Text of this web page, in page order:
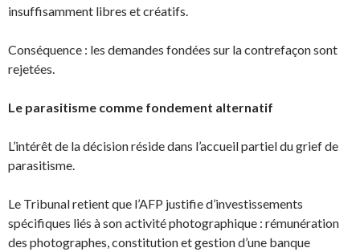
insuffisamment libres et créatifs.
Conséquence : les demandes fondées sur la contrefaçon sont
rejetées.
Le parasitisme comme fondement alternatif
L’intérêt de la décision réside dans l’accueil partiel du grief de
parasitisme.
Le Tribunal retient que l’AFP justifie d’investissements
spécifiques liés à son activité photographique : rémunération
des photographes, constitution et gestion d’une banque